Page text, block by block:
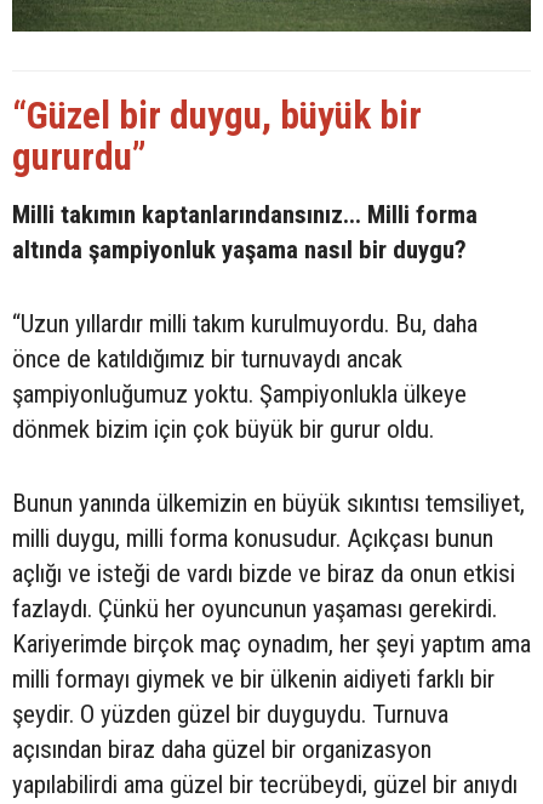
“Güzel bir duygu, büyük bir
gururdu”
Milli takımın kaptanlarındansınız... Milli forma
altında şampiyonluk yaşama nasıl bir duygu?
“Uzun yıllardır milli takım kurulmuyordu. Bu, daha
önce de katıldığımız bir turnuvaydı ancak
şampiyonluğumuz yoktu. Şampiyonlukla ülkeye
dönmek bizim için çok büyük bir gurur oldu.
Bunun yanında ülkemizin en büyük sıkıntısı temsiliyet,
milli duygu, milli forma konusudur. Açıkçası bunun
açlığı ve isteği de vardı bizde ve biraz da onun etkisi
fazlaydı. Çünkü her oyuncunun yaşaması gerekirdi.
Kariyerimde birçok maç oynadım, her şeyi yaptım ama
milli formayı giymek ve bir ülkenin aidiyeti farklı bir
şeydir. O yüzden güzel bir duyguydu. Turnuva
açısından biraz daha güzel bir organizasyon
yapılabilirdi ama güzel bir tecrübeydi, güzel bir anıydı